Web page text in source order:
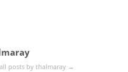
posts by thalmaray →